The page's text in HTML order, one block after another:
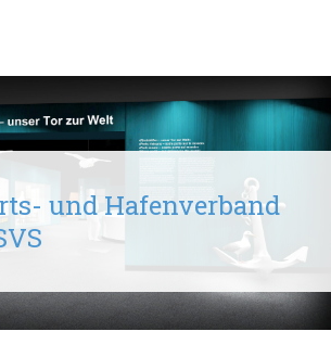
und Hafenverband